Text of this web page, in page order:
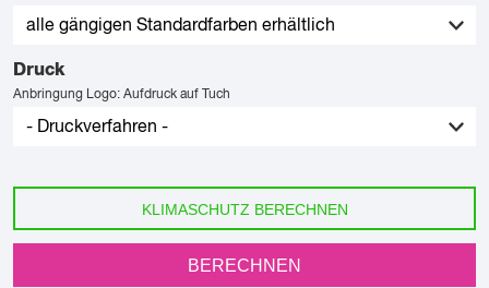
Druck
Anbringung Logo: Aufdruck auf Tuch
KLIMASCHUTZ BERECHNEN
BERECHNEN